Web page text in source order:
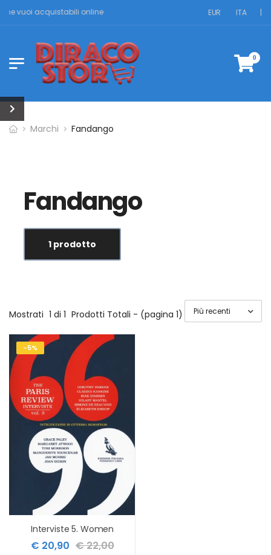
vuoi acquistabili online EUR ITA |
0
Marchi Fandango
Fandango
1 prodotto
Mostrati 1 di 1 Prodotti Totali - (pagina 1)
-5%
Interviste 5. Women
€ 20,90 € 22,00